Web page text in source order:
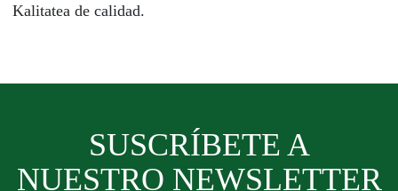
Kalitatea de calidad.
SUSCRÍBETE A
NUESTRO NEWSLETTER